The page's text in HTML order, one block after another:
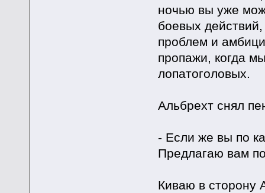
ночью вы уже
боевых
проблем и
пропажи, когда
лопатоголовых.
Альбрехт снял
- Если же вы по
Предлагаю вам
Киваю в сторону